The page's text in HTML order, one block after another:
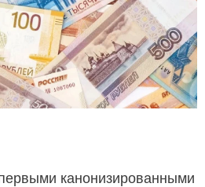
канонизированными